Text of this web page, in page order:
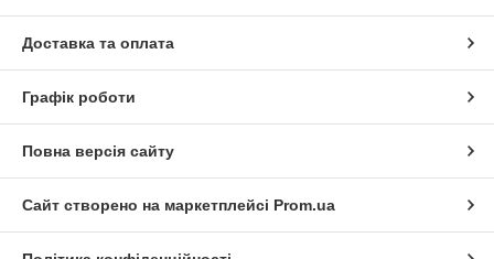
Доставка та оплата
Графік роботи
Повна версія сайту
Сайт створено на маркетплейсі Prom.ua